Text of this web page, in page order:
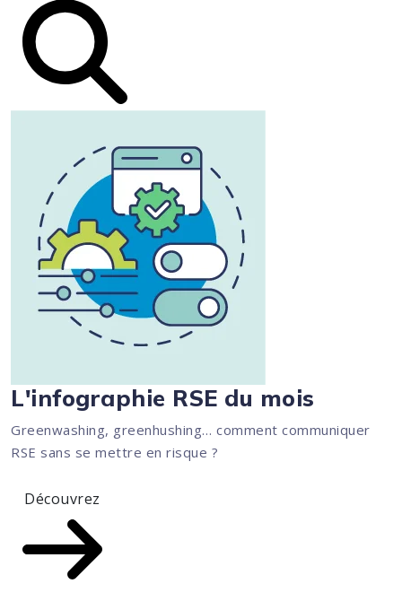
L'infographie RSE du mois
Greenwashing, greenhushing… comment communiquer
RSE sans se mettre en risque ?
Découvrez